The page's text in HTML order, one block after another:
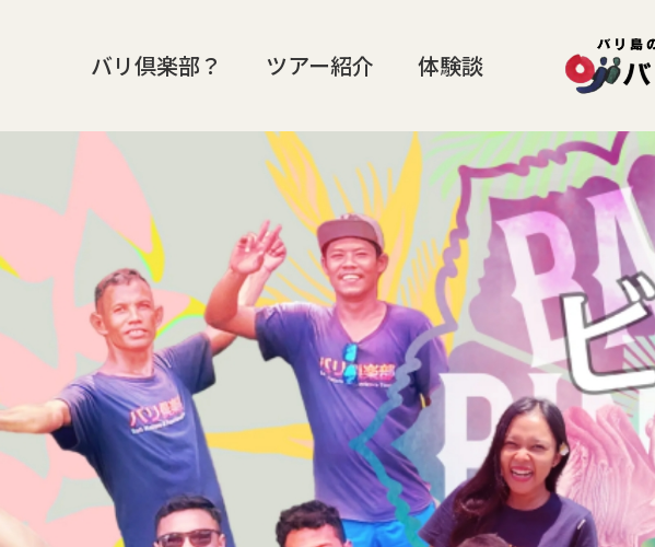
バリ倶楽部？ ツアー紹介 体験談